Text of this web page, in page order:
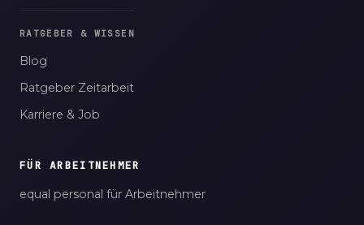
RATGEBER & WISSEN
Blog
Ratgeber Zeitarbeit
Karriere & Job
FÜR ARBEITNEHMER
equal personal für Arbeitnehmer